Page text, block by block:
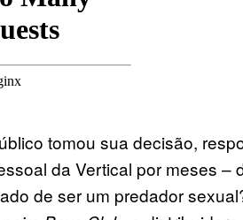
tomou sua decisão,
da Vertical por meses
de ser um predador